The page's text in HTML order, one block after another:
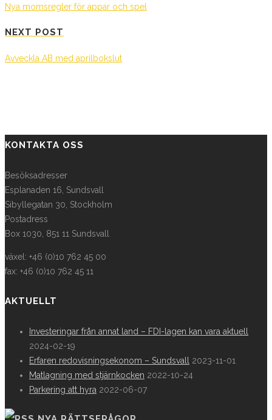
Nya momsregler för appar och spel
NEXT POST
Avveckla AB med aprilbokslut
KONTAKTA OSS
Besöksadresser
Esplanaden 16, Sundsvall
Sibyllegatan 30, Stockholm
Postadress
Box 1030, 851 11 Sundsvall
växel: +46 (0)10 762 45 00
fax: +46 (0)10 762 45 11
AKTUELLT
Investeringar från annat land – FDI-lagen kan vara aktuell
2024-02-19
Erfaren redovisningsekonom – Sundsvall 2023-11-01
Matlagning med stjärnkocken 2022-10-24
Parkering att hyra 2022-06-07